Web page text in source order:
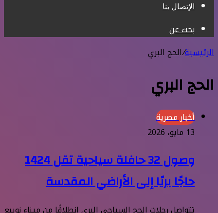
الإتصال بنا
بحث عن
الرئيسية/الحج البري
الحج البري
أخبار مصرية
13 مايو، 2026
وصول 32 حافلة سياحية تقل 1424
حاجًا بريًا إلى الأراضي المقدسة
تتواصل رحلات الحج السياحي البري انطلاقًا من ميناء نويبع